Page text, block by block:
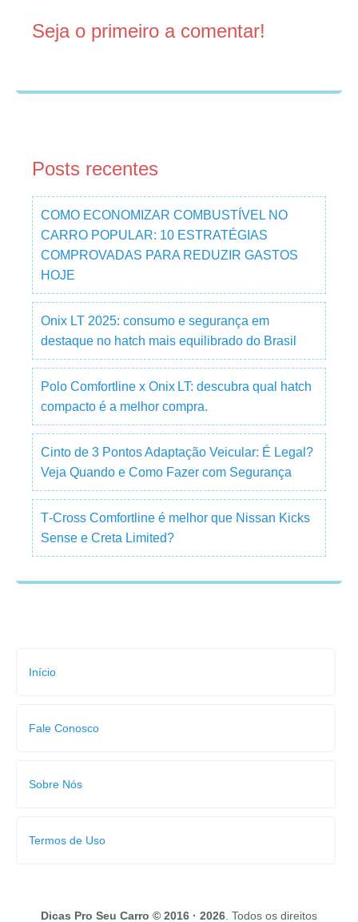
Seja o primeiro a comentar!
Posts recentes
COMO ECONOMIZAR COMBUSTÍVEL NO
CARRO POPULAR: 10 ESTRATÉGIAS
COMPROVADAS PARA REDUZIR GASTOS
HOJE
Onix LT 2025: consumo e segurança em
destaque no hatch mais equilibrado do Brasil
Polo Comfortline x Onix LT: descubra qual hatch
compacto é a melhor compra.
Cinto de 3 Pontos Adaptação Veicular: É Legal?
Veja Quando e Como Fazer com Segurança
T‑Cross Comfortline é melhor que Nissan Kicks
Sense e Creta Limited?
Início
Fale Conosco
Sobre Nós
Termos de Uso
Dicas Pro Seu Carro © 2016 · 2026 . Todos os direitos